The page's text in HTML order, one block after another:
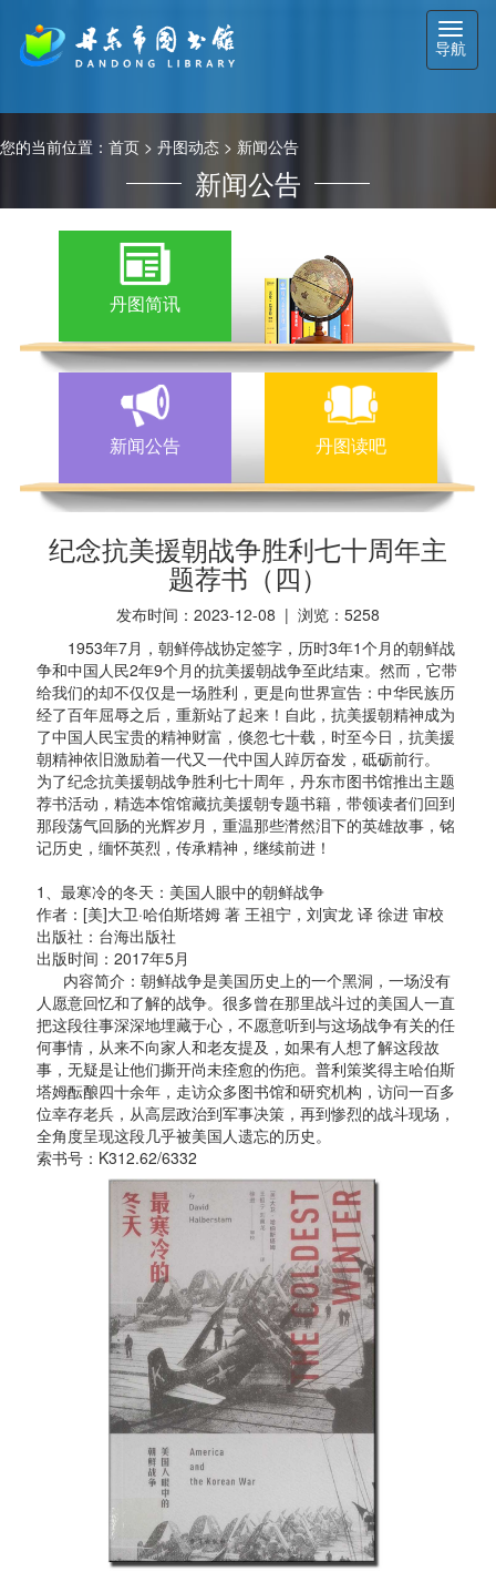
切
换
导
导航
您的当前位置： 首页 > 丹图动态 > 新闻公告
新闻公告
丹图简讯
新闻公告 丹图读吧
纪念抗美援朝战争胜利七十周年主
题荐书（四）
发布时间：2023-12-08 | 浏览： 5258
1953年7月，朝鲜停战协定签字，历时3年1个月的朝鲜战
争和中国人民2年9个月的抗美援朝战争至此结束。然而，它带
给我们的却不仅仅是一场胜利，更是向世界宣告：中华民族历
经了百年屈辱之后，重新站了起来！自此，抗美援朝精神成为
了中国人民宝贵的精神财富，倏忽七十载，时至今日，抗美援
朝精神依旧激励着一代又一代中国人踔厉奋发，砥砺前行。
为了纪念抗美援朝战争胜利七十周年，丹东市图书馆推出主题
荐书活动，精选本馆馆藏抗美援朝专题书籍，带领读者们回到
那段荡气回肠的光辉岁月，重温那些潸然泪下的英雄故事，铭
记历史，缅怀英烈，传承精神，继续前进！
1、最寒冷的冬天：美国人眼中的朝鲜战争
作者：[美]大卫·哈伯斯塔姆 著 王祖宁，刘寅龙 译 徐进 审校
出版社：台海出版社
出版时间：2017年5月
内容简介：朝鲜战争是美国历史上的一个黑洞，一场没有
人愿意回忆和了解的战争。很多曾在那里战斗过的美国人一直
把这段往事深深地埋藏于心，不愿意听到与这场战争有关的任
何事情，从来不向家人和老友提及，如果有人想了解这段故
事，无疑是让他们撕开尚未痊愈的伤疤。普利策奖得主哈伯斯
塔姆酝酿四十余年，走访众多图书馆和研究机构，访问一百多
位幸存老兵，从高层政治到军事决策，再到惨烈的战斗现场，
全角度呈现这段几乎被美国人遗忘的历史。
索书号：K312.62/6332